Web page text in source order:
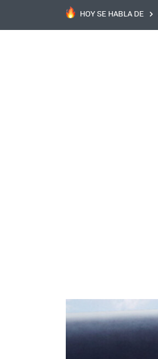
HOY SE HABLA DE